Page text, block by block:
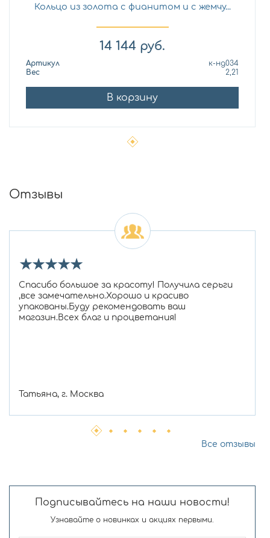
Кольцо из золота с фианитом и с жемчу...
14 144 руб.
Артикул
к-нд034
Вес
2,21
В корзину
Отзывы
★★★★★
Спасибо большое за красоту! Получила серьги
,все замечательно.Хорошо и красиво
упакованы.Буду рекомендовать ваш
магазин.Всех благ и процветания!
Татьяна, г. Москва
Все отзывы
Подписывайтесь на наши новости!
Узнавайте о новинках и акциях первыми.